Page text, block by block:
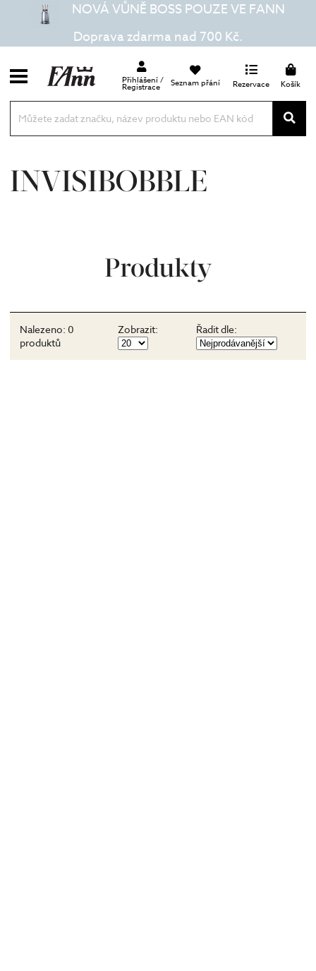
NOVÁ VŮNĚ BOSS POUZE VE FANN
Doprava zdarma nad 700 Kč.
Přihlášení /
Registrace Seznam přání Rezervace Košík
INVISIBOBBLE
Produkty
Nalezeno: 0
produktů
Zobrazit: Řadit dle: